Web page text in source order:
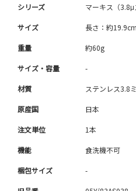
シリーズ マーキス（3.8μ
サイズ 長さ：約19.9cm
重量 約60g
サイズ・容量 -
材質 ステンレス3.8
原産国 日本
注文単位 1本
機能 食洗機不可
梱包サイズ -